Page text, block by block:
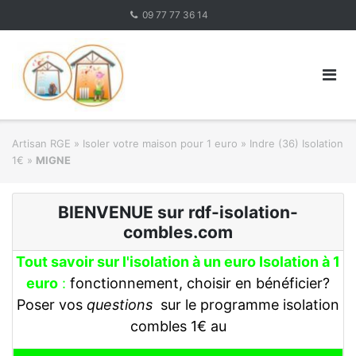
09 77 77 36 14
Artisan RGE » Isoler votre maison pour 1 euro » Indre (36) Isolation
1€ » MIGNE
BIENVENUE sur rdf-isolation-
combles.com
Tout savoir sur l'isolation à un euro Isolation à 1
euro : fonctionnement, choisir en bénéficier?
Poser vos questions sur le programme isolation
combles 1€ au